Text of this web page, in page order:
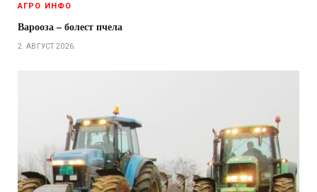
АГРО ИНФО
Варооза – болест пчела
2. АВГУСТ 2026.